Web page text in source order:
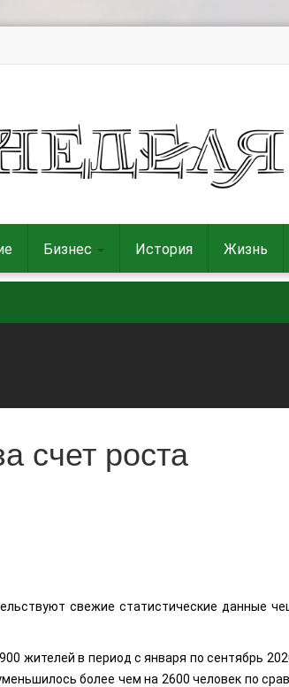
Бизнес История Жизнь
счет роста
свежие статистические данные
жителей в период с января по сентябрь
более чем на 2600 человек по